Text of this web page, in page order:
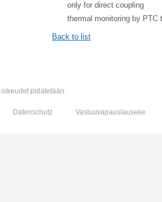
only for direct coupling
thermal monitoring by PTC
Back to list
pidätetään.
Datenschutz Vastuuvapauslauseke